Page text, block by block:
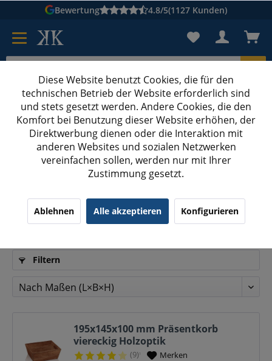
Bewertung 4.8/5(1127 Kunden)
Karton suchen
Kartons bedruckenKartons nach Maß
Präsentkörbe viereckig
Präsentkörbe viereckig: Stilvoll und praktisch
für jeden Anlass
Filtern
195x145x100 mm Präsentkorb
viereckig Holzoptik
(9)¹ Merken
Diese Website benutzt Cookies, die für den
technischen Betrieb der Website erforderlich sind
und stets gesetzt werden. Andere Cookies, die den
Komfort bei Benutzung dieser Website erhöhen, der
Direktwerbung dienen oder die Interaktion mit
anderen Websites und sozialen Netzwerken
vereinfachen sollen, werden nur mit Ihrer
Zustimmung gesetzt.
Ablehnen Alle akzeptieren Konfigurieren